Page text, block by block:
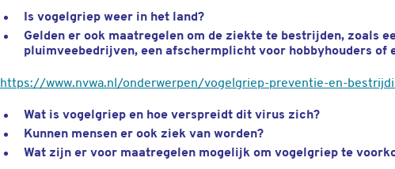
Is vogelgriep weer in het land?
Gelden er ook maatregelen om de ziekte te bestrijden, zoals
pluimveebedrijven, een afschermplicht voor hobbyhouders of
https://www.nvwa.nl/onderwerpen/vogelgriep-preventie-en-
Wat is vogelgriep en hoe verspreidt dit virus zich?
Kunnen mensen er ook ziek van worden?
Wat zijn er voor maatregelen mogelijk om vogelgriep te